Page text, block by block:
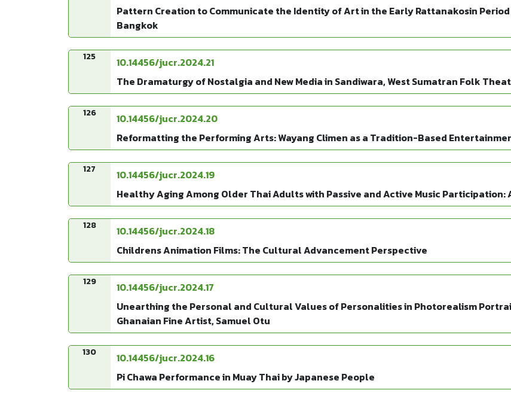
Pattern Creation to Communicate the Identity of Art in the Early Rattanakosin
Bangkok
125 10.14456/jucr.2024.21
The Dramaturgy of Nostalgia and New Media in Sandiwara, West Sumatran Folk
126 10.14456/jucr.2024.20
Reformatting the Performing Arts: Wayang Climen as a Tradition-Based
127 10.14456/jucr.2024.19
Healthy Aging Among Older Thai Adults with Passive and Active Music
128 10.14456/jucr.2024.18
Childrens Animation Films: The Cultural Advancement Perspective
129 10.14456/jucr.2024.17
Unearthing the Personal and Cultural Values of Personalities in Photorealism
Ghanaian Fine Artist, Samuel Otu
130 10.14456/jucr.2024.16
Pi Chawa Performance in Muay Thai by Japanese People